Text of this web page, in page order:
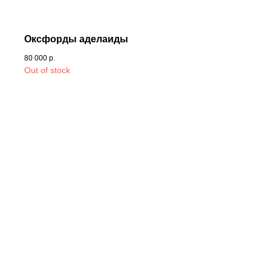
Оксфорды аделаиды
80 000 р.
Out of stock